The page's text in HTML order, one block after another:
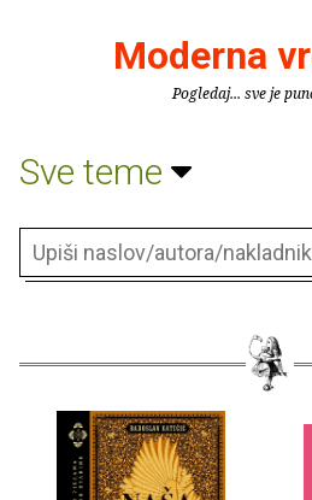
Moderna
Pogledaj... sve je
Sve teme